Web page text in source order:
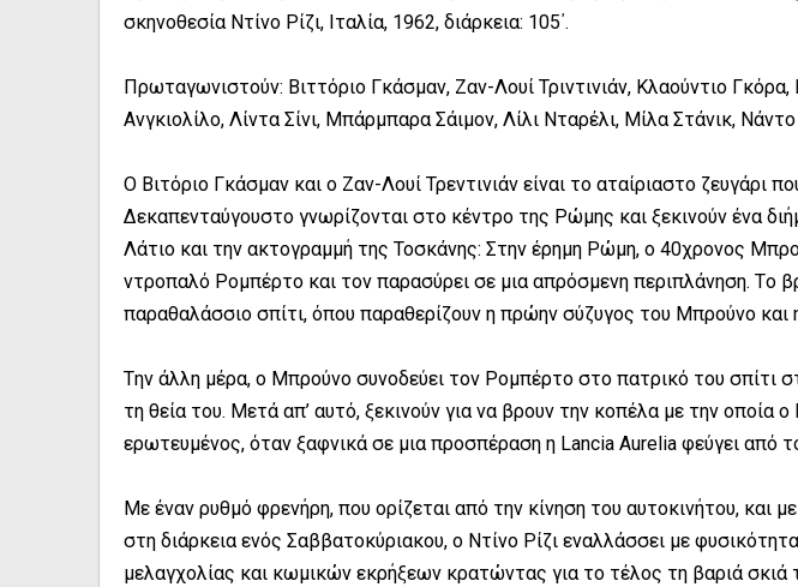
σκηνοθεσία Ντίνο Ρίζι, Ιταλία, 1962, διάρκεια: 105΄.
Πρωταγωνιστούν: Βιττόριο Γκάσμαν, Ζαν-Λουί Τριντινιάν, Κλαούντιο
Ανγκιολίλο, Λίντα Σίνι, Μπάρμπαρα Σάιμον, Λίλι Νταρέλι, Μίλα Στάνικ, Νάντο
Ο Βιτόριο Γκάσμαν και ο Ζαν-Λουί Τρεντινιάν είναι το αταίριαστο ζευγάρι
Δεκαπενταύγουστο γνωρίζονται στο κέντρο της Ρώμης και ξεκινούν ένα
Λάτιο και την ακτογραμμή της Τοσκάνης: Στην έρημη Pώμη, ο 40χρονος
ντροπαλό Pομπέρτο και τον παρασύρει σε μια απρόσμενη περιπλάνηση. Tο
παραθαλάσσιο σπίτι, όπου παραθερίζουν η πρώην σύζυγος του Mπρούνο και
Tην άλλη μέρα, ο Mπρούνο συνοδεύει τον Pομπέρτο στο πατρικό του σπίτι
τη θεία του. Mετά απ’ αυτό, ξεκινούν για να βρουν την κοπέλα με την οποία
ερωτευμένος, όταν ξαφνικά σε μια προσπέραση η Lancia Aurelia φεύγει από
Mε έναν ρυθμό φρενήρη, που ορίζεται από την κίνηση του αυτοκινήτου, και
στη διάρκεια ενός Σαββατοκύριακου, ο Ντίνο Ρίζι εναλλάσσει με
μελαγχολίας και κωμικών εκρήξεων κρατώντας για το τέλος τη βαριά σκιά